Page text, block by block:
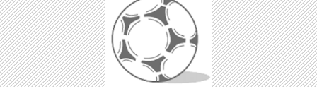
へ
ス
キ
ッ
プ